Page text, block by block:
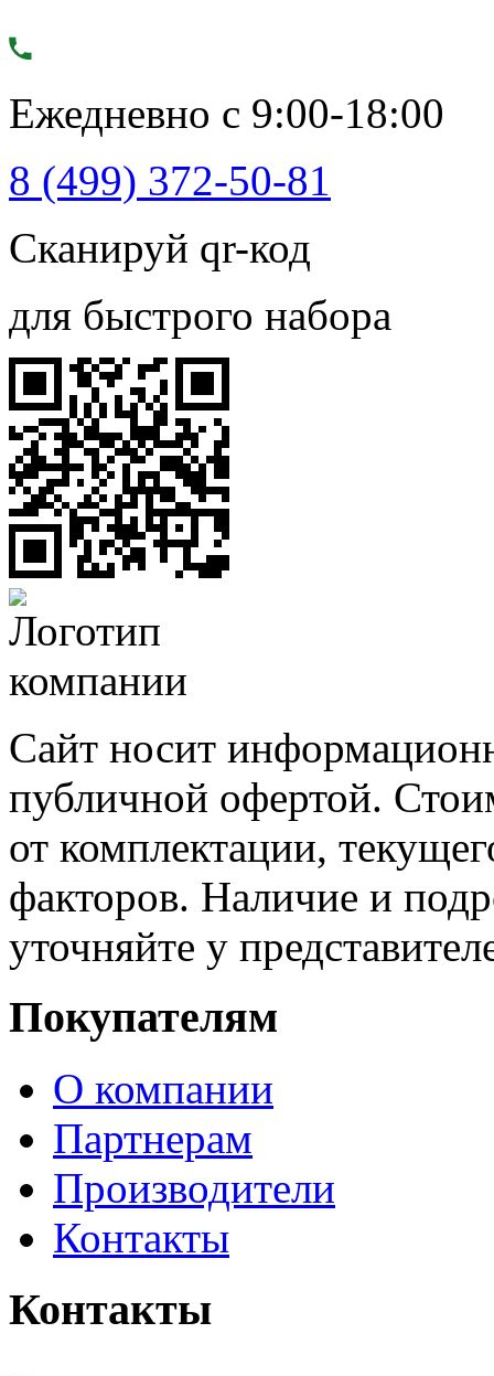
Ежедневно с 9:00-18:00
8 (499) 372-50-81
Сканируй qr-код
для быстрого набора
Сайт носит
публичной офертой.
от комплектации,
факторов. Наличие и
уточняйте у
Покупателям
О компании
Партнерам
Производители
Контакты
Контакты